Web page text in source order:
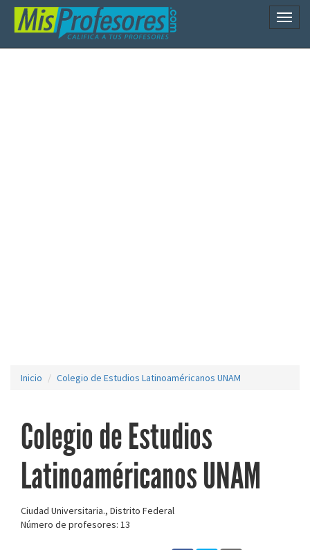
Inicio Colegio de Estudios Latinoaméricanos UNAM
Colegio de Estudios
Latinoaméricanos UNAM
Ciudad Universitaria., Distrito Federal
Número de profesores: 13